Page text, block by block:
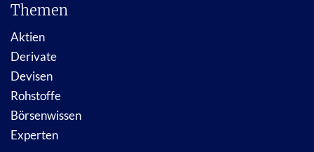
Themen
Aktien
Derivate
Devisen
Rohstoffe
Börsenwissen
Experten